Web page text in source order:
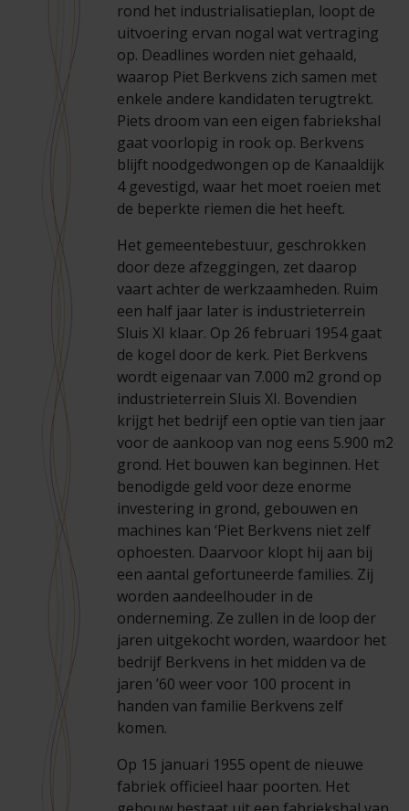
rond het industrialisatieplan, loopt de
uitvoering ervan nogal wat vertraging
op. Deadlines worden niet gehaald,
waarop Piet Berkvens zich samen met
enkele andere kandidaten terugtrekt.
Piets droom van een eigen fabriekshal
gaat voorlopig in rook op. Berkvens
blijft noodgedwongen op de Kanaaldijk
4 gevestigd, waar het moet roeien met
de beperkte riemen die het heeft.
Het gemeentebestuur, geschrokken
door deze afzeggingen, zet daarop
vaart achter de werkzaamheden. Ruim
een half jaar later is industrieterrein
Sluis XI klaar. Op 26 februari 1954 gaat
de kogel door de kerk. Piet Berkvens
wordt eigenaar van 7.000 m2 grond op
industrieterrein Sluis XI. Bovendien
krijgt het bedrijf een optie van tien jaar
voor de aankoop van nog eens 5.900 m2
grond. Het bouwen kan beginnen. Het
benodigde geld voor deze enorme
investering in grond, gebouwen en
machines kan ‘Piet Berkvens niet zelf
ophoesten. Daarvoor klopt hij aan bij
een aantal gefortuneerde families. Zij
worden aandeelhouder in de
onderneming. Ze zullen in de loop der
jaren uitgekocht worden, waardoor het
bedrijf Berkvens in het midden va de
jaren ’60 weer voor 100 procent in
handen van familie Berkvens zelf
komen.
Op 15 januari 1955 opent de nieuwe
fabriek officieel haar poorten. Het